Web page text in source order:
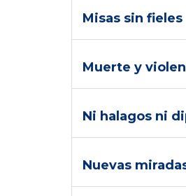
Misas sin fieles
Muerte y
Ni halagos ni
Nuevas